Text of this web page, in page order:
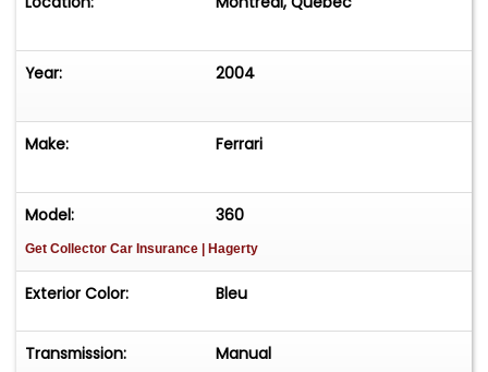
Year: 2004
Make: Ferrari
Model: 360
Get Collector Car Insurance | Hagerty
Exterior Color: Bleu
Transmission: Manual